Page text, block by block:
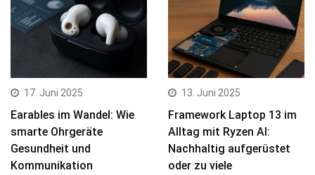
17. Juni 2025
Earables im Wandel: Wie
smarte Ohrgeräte
Gesundheit und
Kommunikation
13. Juni 2025
Framework Laptop 13 im
Alltag mit Ryzen AI:
Nachhaltig aufgerüstet
oder zu viele